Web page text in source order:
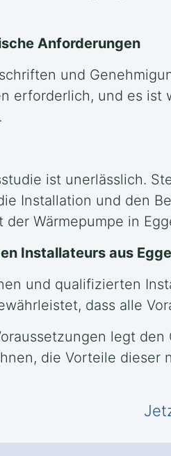
Anforderungen
und
erforderlich, und es
ist unerlässlich.
Installation und den
Wärmepumpe in
Installateurs aus
und qualifizierten
dass alle
legt
die Vorteile